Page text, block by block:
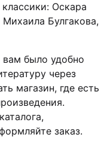
Оскара
Булгакова,
было удобно
через
магазин, где есть
заказ.